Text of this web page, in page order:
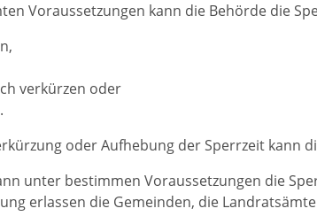
Voraussetzungen kann die Behörde die
verkürzen oder
oder Aufhebung der Sperrzeit kann
unter bestimmen Voraussetzungen die
erlassen die Gemeinden, die